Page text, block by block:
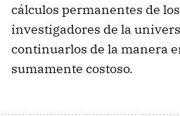
cálculos permanentes de
investigadores de la
continuarlos de la manera
sumamente costoso.